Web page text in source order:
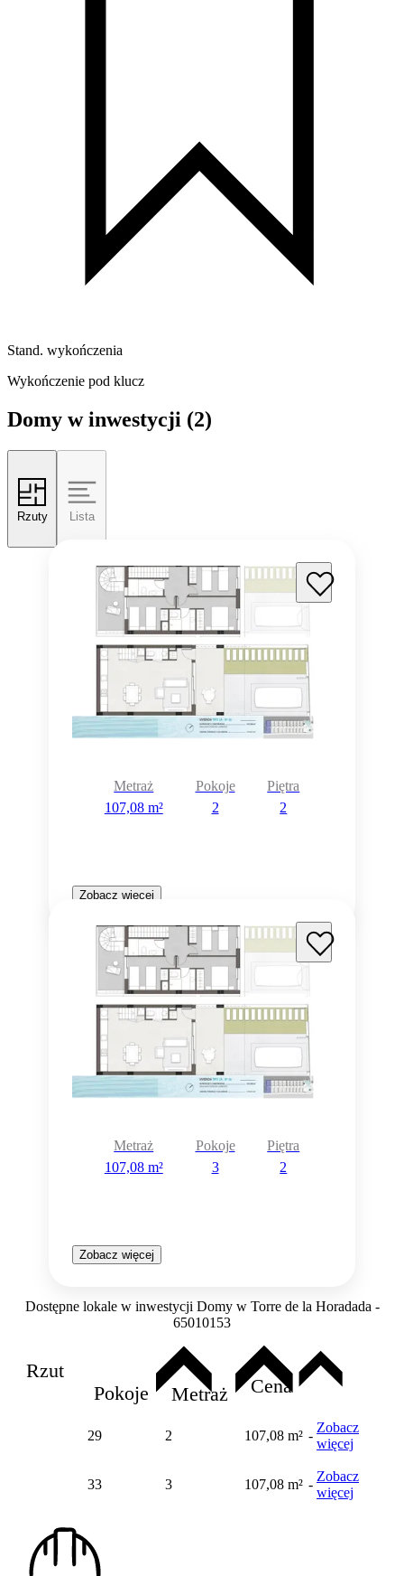
Stand. wykończenia
Wykończenie pod klucz
Domy w inwestycji (2)
Rzuty Lista
Metraż
107,08 m²
Pokoje
2
Piętra
2
Zobacz więcej
Metraż
107,08 m²
Pokoje
3
Piętra
2
Zobacz więcej
Dostępne lokale w inwestycji Domy w Torre de la Horadada -
65010153
Rzut
Pokoje
Metraż Cena
29 2 107,08 m² -
Zobacz
więcej
33 3 107,08 m² -
Zobacz
więcej